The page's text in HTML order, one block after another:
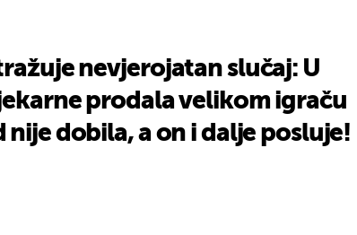
nevjerojatan slučaj: U
prodala velikom igraču
nije dobila, a on i dalje posluje!